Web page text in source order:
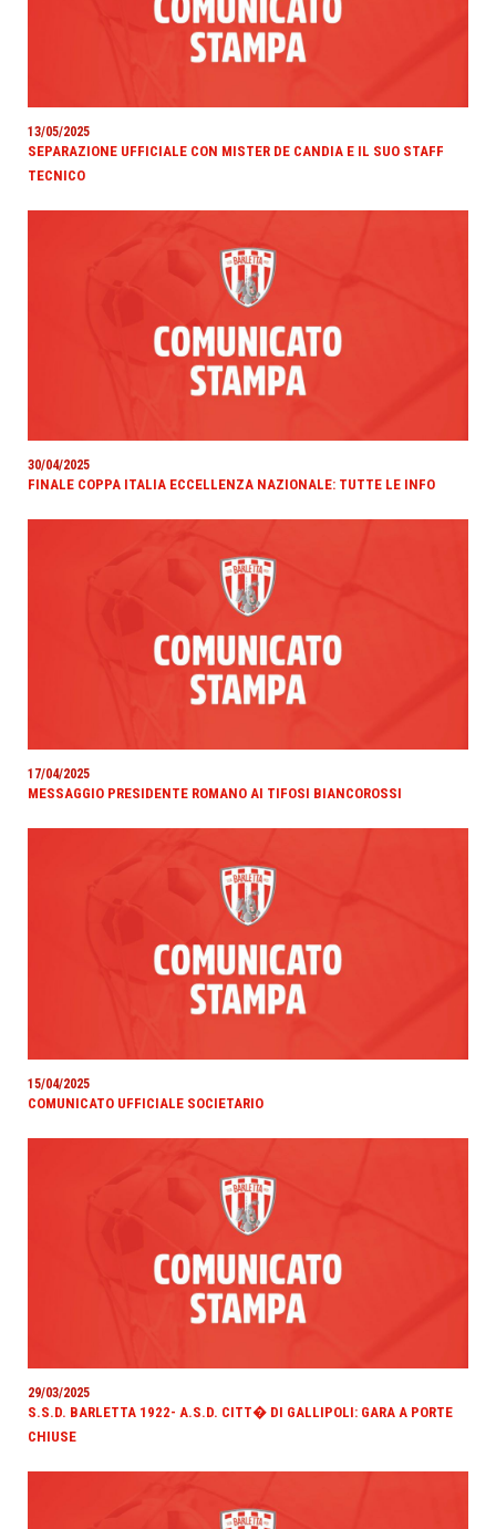
13/05/2025
SEPARAZIONE UFFICIALE CON MISTER DE CANDIA E IL SUO STAFF
TECNICO
30/04/2025
FINALE COPPA ITALIA ECCELLENZA NAZIONALE: TUTTE LE INFO
17/04/2025
MESSAGGIO PRESIDENTE ROMANO AI TIFOSI BIANCOROSSI
15/04/2025
COMUNICATO UFFICIALE SOCIETARIO
29/03/2025
S.S.D. BARLETTA 1922- A.S.D. CITT� DI GALLIPOLI: GARA A PORTE
CHIUSE